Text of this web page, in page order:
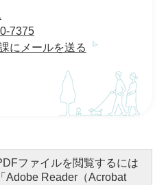
7375
にメールを送る
ファイルを閲覧するには
「Adobe Reader（Acrobat